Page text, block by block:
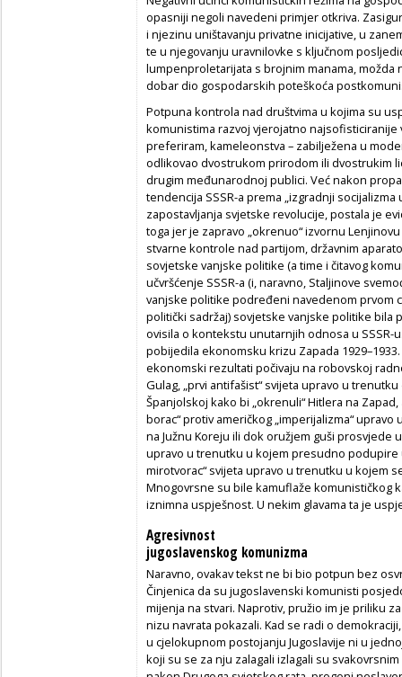
opasniji negoli navedeni primjer otkriva.
i njezinu uništavanju privatne inicijative, u
te u njegovanju uravnilovke s ključnom
lumpenproletarijata s brojnim manama,
dobar dio gospodarskih poteškoća
Potpuna kontrola nad društvima u kojima su
komunistima razvoj vjerojatno najsofisticiranije
preferiram, kameleonstva – zabilježena u
odlikovao dvostrukom prirodom ili dvostrukim
drugim međunarodnoj publici. Već nakon
tendencija SSSR-a prema „izgradnji
zapostavljanja svjetske revolucije, postala je
toga jer je zapravo „okrenuo“ izvornu
stvarne kontrole nad partijom, državnim
sovjetske vanjske politike (a time i čitavog
učvršćenje SSSR-a (i, naravno, Staljinove
vanjske politike podređeni navedenom prvom
politički sadržaj) sovjetske vanjske politike bila
ovisila o kontekstu unutarnjih odnosa u SSSR-
pobijedila ekonomsku krizu Zapada
ekonomski rezultati počivaju na robovskoj
Gulag, „prvi antifašist“ svijeta upravo u
Španjolskoj kako bi „okrenuli“ Hitlera na
borac“ protiv američkog „imperijalizma“
na Južnu Koreju ili dok oružjem guši prosvjede
upravo u trenutku u kojem presudno podupire
mirotvorac“ svijeta upravo u trenutku u kojem
Mnogovrsne su bile kamuflaže komunističkog
iznimna uspješnost. U nekim glavama ta je
Agresivnost
jugoslavenskog komunizma
Naravno, ovakav tekst ne bi bio potpun bez
Činjenica da su jugoslavenski komunisti
mijenja na stvari. Naprotiv, pružio im je priliku
nizu navrata pokazali. Kad se radi o
u cjelokupnom postojanju Jugoslavije ni u
koji su se za nju zalagali izlagali su